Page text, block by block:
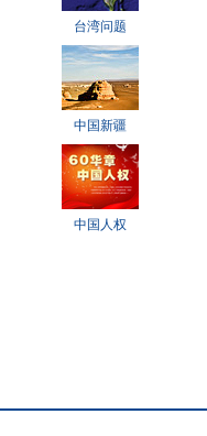
台湾问题
中国新疆
中国人权